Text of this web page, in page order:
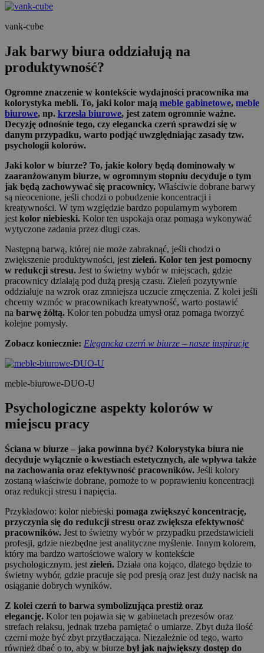
vank-cube
Jak barwy biura oddziałują na
produktywność?
Ogromne znaczenie w kontekście wydajności pracownika ma
kolorystyka mebli. To, jaki kolor mają meble gabinetowe, meble
biurowe, np. krzesła biurowe, jest zatem ogromnie ważne.
Decyzję odnośnie tego, czy elegancka czerń sprawdzi się w
danym przypadku, warto podjąć uwzględniając zasady tzw.
psychologii kolorów.
Jaki kolor w biurze? To, jakie kolory będą dominowały w
zaaranżowanym biurze, w ogromnym stopniu decyduje o tym
jak będą zachowywać się pracownicy. Właściwie dobrane barwy
są nieocenione, jeśli chodzi o pobudzenie koncentracji i
kreatywności. W tym względzie bardzo popularnym wyborem
jest kolor niebieski. Kolor ten uspokaja oraz pomaga wykonywać
wytyczone zadania przez długi czas.
Następną barwą, której nie może zabraknąć, jeśli chodzi o
zwiększenie produktywności, jest zieleń. Kolor ten jest pomocny
w redukcji stresu. Jest to świetny wybór w miejscach, gdzie
pracownicy działają pod dużą presją czasu. Zieleń pozytywnie
oddziałuje na wzrok oraz zmniejsza uczucie zmęczenia. Z kolei jeśli
chcemy wzmóc w pracownikach kreatywność, warto postawić
na barwę żółtą. Kolor ten pobudza umysł oraz pomaga tworzyć
kolejne pomysły.
Zobacz koniecznie: Elegancka czerń w biurze – nasze inspiracje
meble-biurowe-DUO-U
Psychologiczne aspekty kolorów w
miejscu pracy
Ściana w biurze – jaka powinna być? Kolorystyka biura nie
decyduje wyłącznie o kwestiach estetycznych, ale wpływa także
na zachowania oraz efektywność pracowników. Jeśli kolory
zostaną właściwie dobrane, pomoże to w poprawieniu koncentracji
oraz redukcji stresu i napięcia.
Przykładowo: kolor niebieski pomaga zwiększyć koncentrację,
przyczynia się do redukcji stresu oraz zwiększa efektywność
pracowników. Jest to świetny wybór w przypadku przedstawicieli
profesji, gdzie niezbędne jest analityczne myślenie. Innym kolorem,
który ma bardzo wartościowe walory w kontekście
psychologicznym, jest zieleń. Działa ona kojąco, dlatego będzie to
świetny wybór, gdzie pracuje się pod presją oraz jest duży nacisk na
osiąganie dobrych wyników.
Z kolei czerń to barwa symbolizująca prestiż oraz
elegancję. Kolor ten pojawia się w gabinetach prezesów oraz
strefach relaksu, jednak trzeba pamiętać o umiarze. Zbyt duża ilość
czerni może być zbyt przytłaczająca. Niezależnie od tego, warto
również dbać o to, aby w biurze był jak największy dostęp do